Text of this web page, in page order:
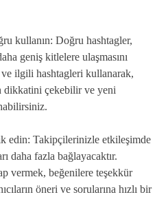
kullanın: Doğru hashtagler,
geniş kitlelere ulaşmasını
ilgili hashtagleri kullanarak,
dikkatini çekebilir ve yeni
edin: Takipçilerinizle etkileşimde
daha fazla bağlayacaktır.
vermek, beğenilere teşekkür
öneri ve sorularına hızlı bir